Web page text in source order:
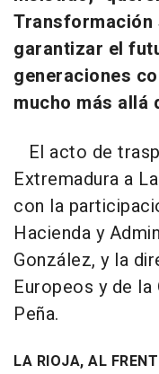
Transformación
garantizar el
generaciones
mucho más allá
El acto de
Extremadura a
con la
Hacienda y
González, y la
Europeos y de
Peña.
LA RIOJA, AL